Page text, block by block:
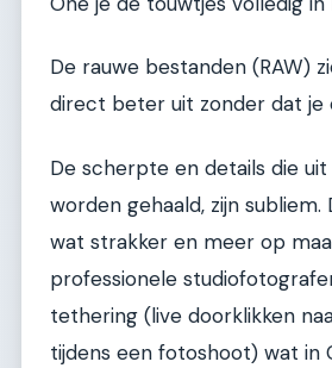
De rauwe bestanden (RAW)
direct beter uit zonder dat je
De scherpte en details die
worden gehaald, zijn subliem.
wat strakker en meer op
professionele
tethering (live doorklikken
tijdens een fotoshoot) wat in